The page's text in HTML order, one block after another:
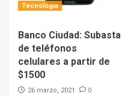
Tecnología
Banco Ciudad: Subasta
de teléfonos
celulares a partir de
$1500
26 marzo, 2021 0